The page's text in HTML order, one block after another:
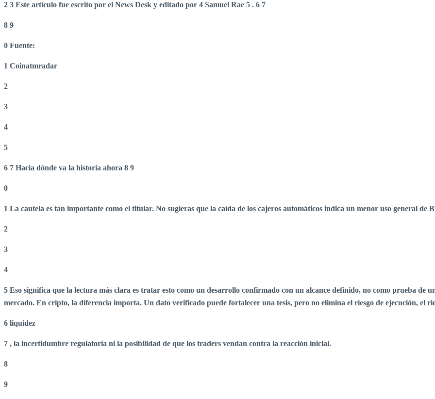
2 3 Este artículo fue escrito por el News Desk y editado por 4 Samuel Rae 5 . 6 7
8 9
0 Fuente:
1 Coinatmradar
2
3
4
5
6 7 Hacia dónde va la historia ahora 8 9
0
1 La cautela es tan importante como el titular. No sugieras que la caída de los cajeros automáticos indica un menor uso general
2
3
4
5 Eso significa que la lectura más clara es tratar esto como un desarrollo confirmado con un alcance definido, no como prueba de
mercado. En cripto, la diferencia importa. Un dato verificado puede fortalecer una tesis, pero no elimina el riesgo de ejecución, el
6 liquidez
7 , la incertidumbre regulatoria ni la posibilidad de que los traders vendan contra la reacción inicial.
8
9